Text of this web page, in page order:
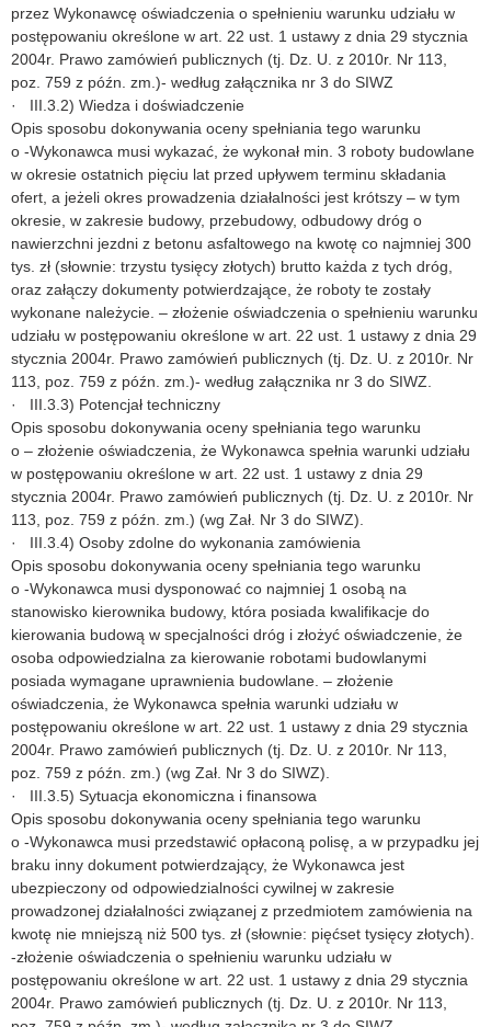
przez Wykonawcę oświadczenia o spełnieniu warunku udziału w
postępowaniu określone w art. 22 ust. 1 ustawy z dnia 29 stycznia
2004r. Prawo zamówień publicznych (tj. Dz. U. z 2010r. Nr 113,
poz. 759 z późn. zm.)- według załącznika nr 3 do SIWZ
· III.3.2) Wiedza i doświadczenie
Opis sposobu dokonywania oceny spełniania tego warunku
o -Wykonawca musi wykazać, że wykonał min. 3 roboty budowlane
w okresie ostatnich pięciu lat przed upływem terminu składania
ofert, a jeżeli okres prowadzenia działalności jest krótszy – w tym
okresie, w zakresie budowy, przebudowy, odbudowy dróg o
nawierzchni jezdni z betonu asfaltowego na kwotę co najmniej 300
tys. zł (słownie: trzystu tysięcy złotych) brutto każda z tych dróg,
oraz załączy dokumenty potwierdzające, że roboty te zostały
wykonane należycie. – złożenie oświadczenia o spełnieniu warunku
udziału w postępowaniu określone w art. 22 ust. 1 ustawy z dnia 29
stycznia 2004r. Prawo zamówień publicznych (tj. Dz. U. z 2010r. Nr
113, poz. 759 z późn. zm.)- według załącznika nr 3 do SIWZ.
· III.3.3) Potencjał techniczny
Opis sposobu dokonywania oceny spełniania tego warunku
o – złożenie oświadczenia, że Wykonawca spełnia warunki udziału
w postępowaniu określone w art. 22 ust. 1 ustawy z dnia 29
stycznia 2004r. Prawo zamówień publicznych (tj. Dz. U. z 2010r. Nr
113, poz. 759 z późn. zm.) (wg Zał. Nr 3 do SIWZ).
· III.3.4) Osoby zdolne do wykonania zamówienia
Opis sposobu dokonywania oceny spełniania tego warunku
o -Wykonawca musi dysponować co najmniej 1 osobą na
stanowisko kierownika budowy, która posiada kwalifikacje do
kierowania budową w specjalności dróg i złożyć oświadczenie, że
osoba odpowiedzialna za kierowanie robotami budowlanymi
posiada wymagane uprawnienia budowlane. – złożenie
oświadczenia, że Wykonawca spełnia warunki udziału w
postępowaniu określone w art. 22 ust. 1 ustawy z dnia 29 stycznia
2004r. Prawo zamówień publicznych (tj. Dz. U. z 2010r. Nr 113,
poz. 759 z późn. zm.) (wg Zał. Nr 3 do SIWZ).
· III.3.5) Sytuacja ekonomiczna i finansowa
Opis sposobu dokonywania oceny spełniania tego warunku
o -Wykonawca musi przedstawić opłaconą polisę, a w przypadku jej
braku inny dokument potwierdzający, że Wykonawca jest
ubezpieczony od odpowiedzialności cywilnej w zakresie
prowadzonej działalności związanej z przedmiotem zamówienia na
kwotę nie mniejszą niż 500 tys. zł (słownie: pięćset tysięcy złotych).
-złożenie oświadczenia o spełnieniu warunku udziału w
postępowaniu określone w art. 22 ust. 1 ustawy z dnia 29 stycznia
2004r. Prawo zamówień publicznych (tj. Dz. U. z 2010r. Nr 113,